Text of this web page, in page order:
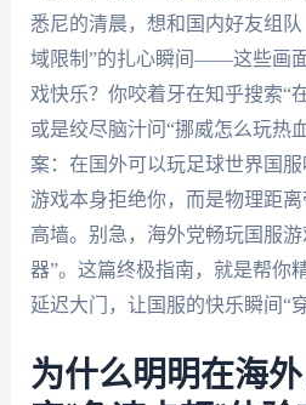
悉尼的清晨，想和国内好友组
域限制”的扎心瞬间——这些画
戏快乐？你咬着牙在知乎搜索“
或是绞尽脑汁问“挪威怎么玩热
案：在国外可以玩足球世界国
游戏本身拒绝你，而是物理距
高墙。别急，海外党畅玩国服
器”。这篇终极指南，就是帮你
延迟大门，让国服的快乐瞬间“
为什么明明在海